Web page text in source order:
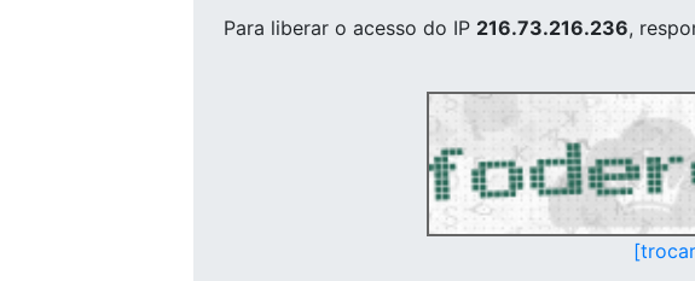
Para liberar o acesso do IP 216.73.216.236,